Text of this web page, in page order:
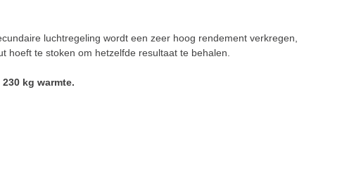
luchtregeling wordt een zeer hoog rendement verkregen,
hoeft te stoken om hetzelfde resultaat te behalen.
kg warmte.